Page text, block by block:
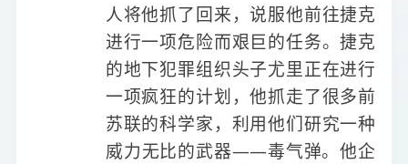
人将他抓了回来，说服他前往捷克
进行一项危险而艰巨的任务。捷克
的地下犯罪组织头子尤里正在进行
一项疯狂的计划，他抓走了很多前
苏联的科学家，利用他们研究一种
威力无比的武器——毒气弹。他企